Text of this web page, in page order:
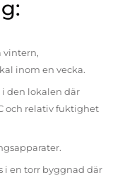
vintern,
inom en vecka.
den lokalen där
och relativ fuktighet
i en torr byggnad där